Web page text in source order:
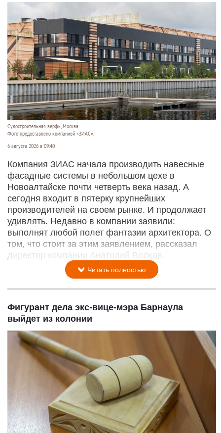
Судостроитель­ная верфь, Москва.
Фото предоставлено компанией «ЗИАС».
6 августа 2026 в 09:40
Компания ЗИАС начала производить навесные
фасадные системы в небольшом цехе в
Новоалтайске почти четверть века назад. А
сегодня входит в пятерку крупнейших
производителей на своем рынке. И продолжает
удивлять. Недавно в компании заявили:
выполнят любой полет фантазии архитектора. О
том, что стоит за этим заявлением, рассказал
директор компании Анатолий Волков.
Читать полностью
Фигурант дела экс-вице-мэра Барнаула
выйдет из колонии